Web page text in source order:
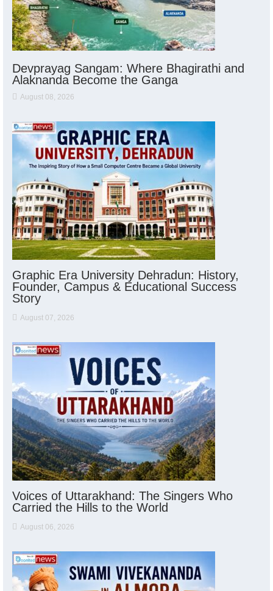
Devprayag Sangam: Where Bhagirathi and
Alaknanda Become the Ganga
August 08, 2026
Graphic Era University Dehradun: History,
Founder, Campus & Educational Success
Story
August 07, 2026
Voices of Uttarakhand: The Singers Who
Carried the Hills to the World
August 06, 2026